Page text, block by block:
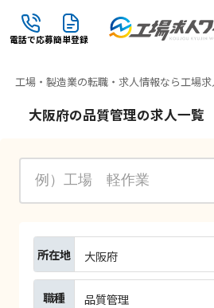
電話で応募簡単登録
工場・製造業の転職・求人情報なら工場
大阪府の品質管理の求人一覧
所在地 大阪府
職種 品質管理